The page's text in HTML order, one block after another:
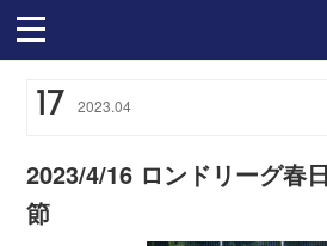
17 2023.04
2023/4/16 ロンドリーグ春
節